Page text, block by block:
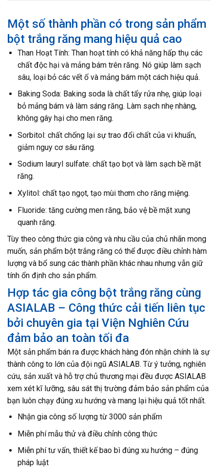
Một số thành phần có trong sản phẩm
bột trắng răng mang hiệu quả cao
Than Hoạt Tính: Than hoạt tính có khả năng hấp thụ các
chất độc hại và mảng bám trên răng. Nó giúp làm sạch
sâu, loại bỏ các vết ố và mảng bám một cách hiệu quả.
Baking Soda: Baking soda là chất tẩy rửa nhẹ, giúp loại
bỏ mảng bám và làm sáng răng. Làm sạch nhẹ nhàng,
không gây hại cho men răng.
Sorbitol: chất chống lại sự trao đổi chất của vi khuẩn,
giảm nguy cơ sâu răng.
Sodium lauryl sulfate: chất tạo bọt và làm sạch bề mặt
răng.
Xylitol: chất tạo ngọt, tạo mùi thơm cho răng miệng.
Fluoride: tăng cường men răng, bảo vệ bề mặt xung
quanh răng.
Tùy theo công thức gia công và nhu cầu của chủ nhãn mong
muốn, sản phẩm bột trắng răng có thể được điều chỉnh hàm
lượng và bổ sung các thành phần khác nhau nhưng vẫn giữ
tính ổn định cho sản phẩm.
Hợp tác gia công bột trắng răng cùng
ASIALAB – Công thức cải tiến liên tục
bởi chuyên gia tại Viện Nghiên Cứu
đảm bảo an toàn tối đa
Một sản phẩm bán ra được khách hàng đón nhận chính là sự
thành công to lớn của đội ngũ ASIALAB. Từ ý tưởng, nghiên
cứu, sản xuất và hỗ trợ chủ thương mại đều được ASIALAB
xem xét kĩ lưỡng, sâu sát thị trường đảm bảo sản phẩm của
bạn luôn chạy đúng xu hướng và mang lại hiệu quả tốt nhất.
Nhận gia công số lượng từ 3000 sản phẩm
Miễn phí mẫu thử và điều chỉnh công thức
Miễn phí tư vấn, thiết kế bao bì đúng xu hướng – đúng
pháp luật